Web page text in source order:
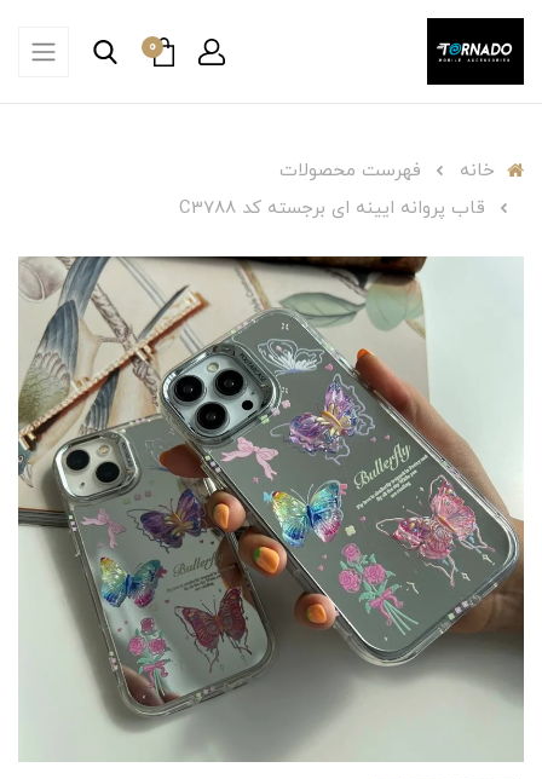
0
خانه
فهرست محصولات
قاب پروانه ایینه ای برجسته کد C3788